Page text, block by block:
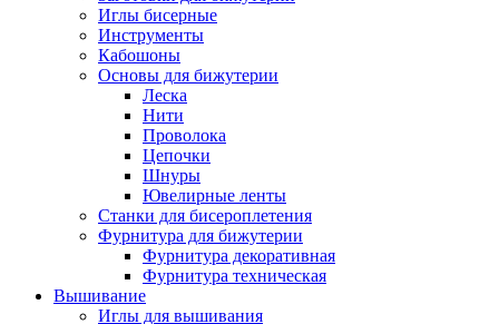
Иглы бисерные
Инструменты
Кабошоны
Основы для бижутерии
Леска
Нити
Проволока
Цепочки
Шнуры
Ювелирные ленты
Станки для бисероплетения
Фурнитура для бижутерии
Фурнитура декоративная
Фурнитура техническая
Вышивание
Иглы для вышивания